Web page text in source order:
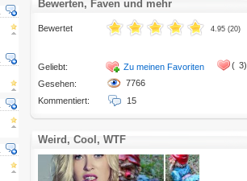
Bewerten, Faven und mehr
Bewertet
Geliebt:
Gesehen:
Kommentiert:
4.95 (20)
Zu meinen Favoriten
7766
15
( 3)
Weird, Cool, WTF